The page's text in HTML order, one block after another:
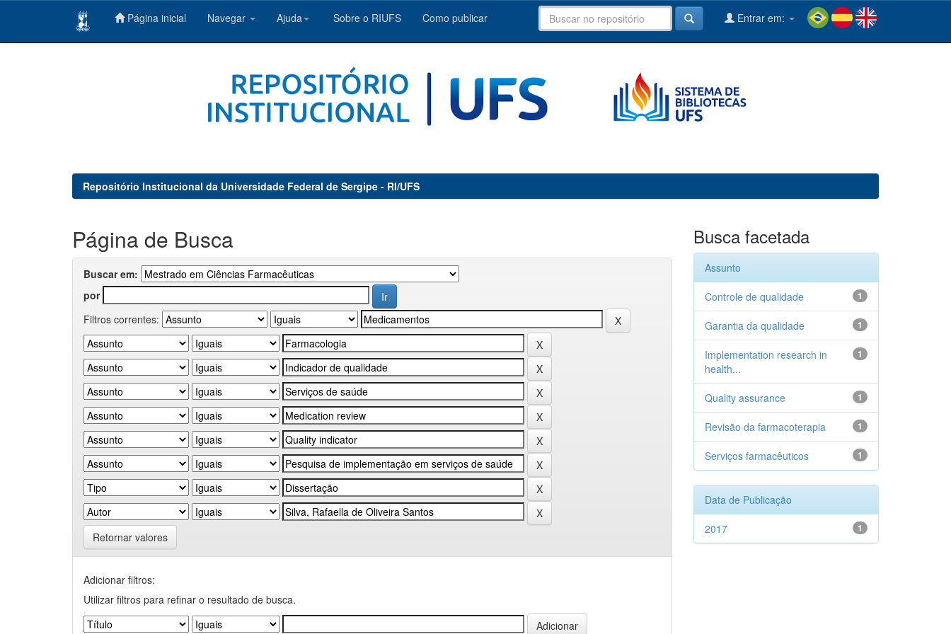
Página inicial Navegar Ajuda Sobre o RIUFS Como publicar Entrar em:
Repositório Institucional da Universidade Federal de Sergipe - RI/UFS
Página de Busca
Buscar em:
por
Filtros correntes:
Retornar valores
Adicionar filtros:
Utilizar filtros para refinar o resultado de busca.
Busca facetada
Assunto
1
Controle de qualidade
1
Garantia da qualidade
1
Implementation research in
health...
1
Quality assurance
1
Revisão da farmacoterapia
1
Serviços farmacêuticos
Data de Publicação
1
2017